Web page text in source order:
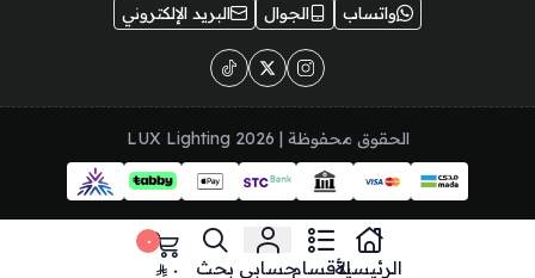
واتساب الجوال البريد الإلكتروني
الحقوق محفوظة | 2026 LUX Lighting
الرئيسيةالأقسامحسابي بحث
٠
٠